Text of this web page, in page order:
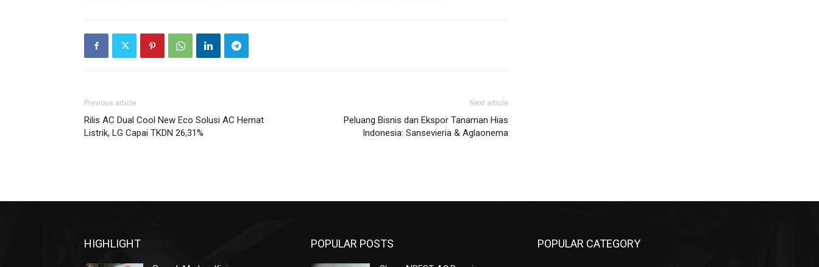
Previous article
Rilis AC Dual Cool New Eco Solusi AC Hemat
Listrik, LG Capai TKDN 26,31%
Next article
Peluang Bisnis dan Ekspor Tanaman Hias
Indonesia: Sansevieria & Aglaonema
HIGHLIGHT POPULAR POSTS POPULAR CATEGORY